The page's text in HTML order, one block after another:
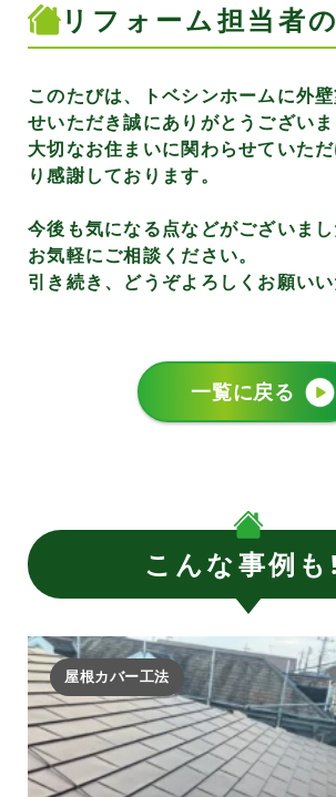
リフォーム担当者
このたびは、トベシンホームに外
せいただき誠にありがとうございま
大切なお住まいに関わらせていた
り感謝しております。
今後も気になる点などがございま
お気軽にご相談ください。
引き続き、どうぞよろしくお願いい
一覧に戻る
こんな事例
屋根カバー工法